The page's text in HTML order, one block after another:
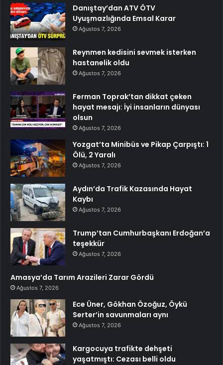
Danıştay’dan ATV ÖTV
Uyuşmazlığında Emsal Karar
Ağustos 7, 2026
Reynmen kedisini sevmek isterken
hastanelik oldu
Ağustos 7, 2026
Ferman Toprak’tan dikkat çeken
hayat mesajı: İyi insanların dünyası
olsun
Ağustos 7, 2026
Yozgat’ta Minibüs ve Pikap Çarpıştı: 1
Ölü, 2 Yaralı
Ağustos 7, 2026
Aydın’da Trafik Kazasında Hayat
Kaybı
Ağustos 7, 2026
Trump’tan Cumhurbaşkanı Erdoğan’a
teşekkür
Ağustos 7, 2026
Amasya’da Tarım Arazileri Zarar Gördü
Ağustos 7, 2026
Ece Üner, Gökhan Özoğuz, Öykü
Serter’in savunmaları aynı
Ağustos 7, 2026
Kargocuya trafikte dehşeti
yaşatmıştı: Cezası belli oldu